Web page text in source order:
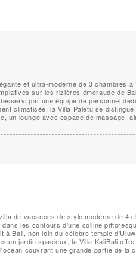
et ultra-moderne de 3 chambres à
sur les rizières émeraude de
par une équipe de personnel
climatisée, la Villa Paletu se
un lounge avec espace de massage,
de vacances de style moderne de 4
les contours d'une colline
à Bali, non loin du célèbre temple
un jardin spacieux, la Villa KaliBali
couvrant une grande partie de la